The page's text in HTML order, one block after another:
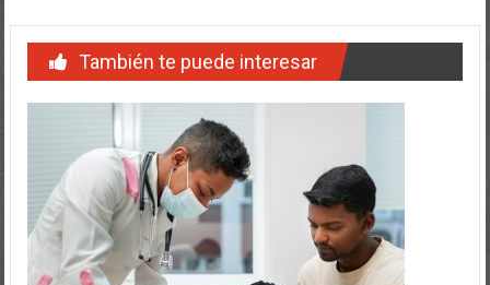
También te puede interesar